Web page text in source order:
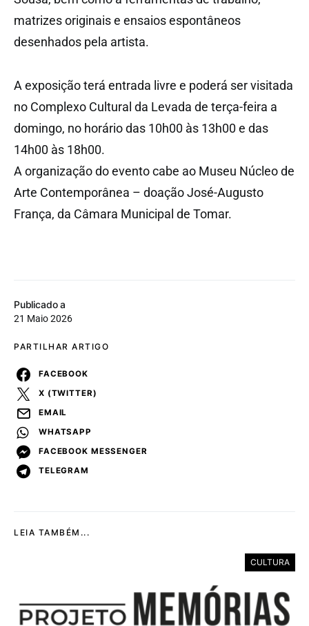
Publicado a
21 Maio 2026
PARTILHAR ARTIGO
FACEBOOK
X (TWITTER)
EMAIL
WHATSAPP
FACEBOOK MESSENGER
TELEGRAM
matrizes originais e ensaios espontâneos
desenhados pela artista.
A exposição terá entrada livre e poderá ser visitada
no Complexo Cultural da Levada de terça-feira a
domingo, no horário das 10h00 às 13h00 e das
14h00 às 18h00.
A organização do evento cabe ao Museu Núcleo de
Arte Contemporânea – doação José-Augusto
França, da Câmara Municipal de Tomar.
LEIA TAMBÉM...
CULTURA